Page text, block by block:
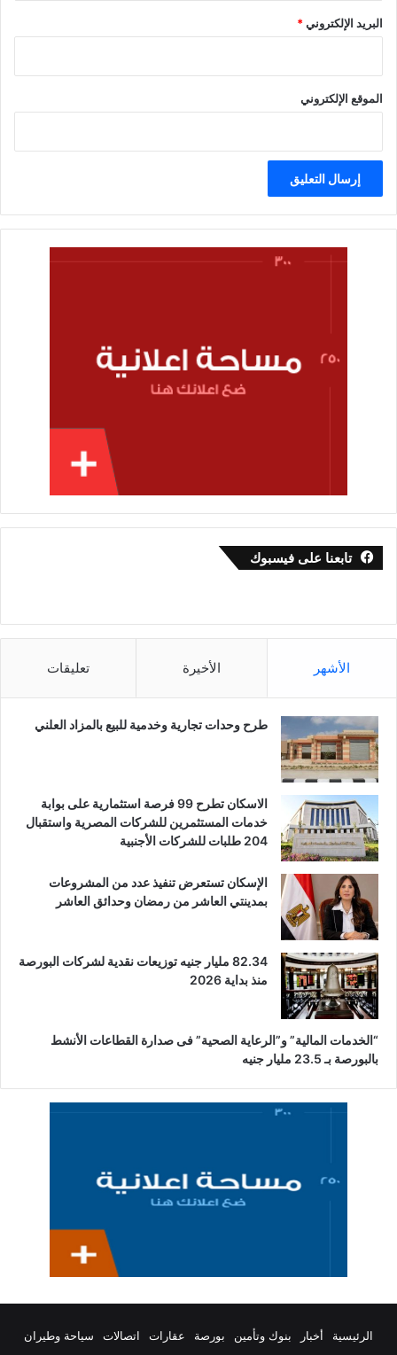
البريد الإلكتروني*
الموقع الإلكتروني
تابعنا على فيسبوك
الأشهر الأخيرة تعليقات
طرح وحدات تجارية وخدمية للبيع بالمزاد العلني
الاسكان تطرح 99 فرصة استثمارية على بوابة
خدمات المستثمرين للشركات المصرية واستقبال
204 طلبات للشركات الأجنبية
الإسكان تستعرض تنفيذ عدد من المشروعات
بمدينتي العاشر من رمضان وحدائق العاشر
82.34 مليار جنيه توزيعات نقدية لشركات البورصة
منذ بداية 2026
“الخدمات المالية” و”الرعاية الصحية” فى صدارة القطاعات الأنشط
بالبورصة بـ 23.5 مليار جنيه
الرئيسية أخبار بنوك وتأمين بورصة عقارات اتصالات سياحة وطيران